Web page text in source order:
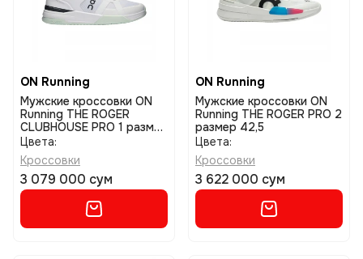
ON Running
Мужские кроссовки ON
Running THE ROGER
CLUBHOUSE PRO 1 размер
42
Цвета:
Кроссовки
3 079 000 сум
ON Running
Мужские кроссовки ON
Running THE ROGER PRO 2
размер 42,5
Цвета:
Кроссовки
3 622 000 сум